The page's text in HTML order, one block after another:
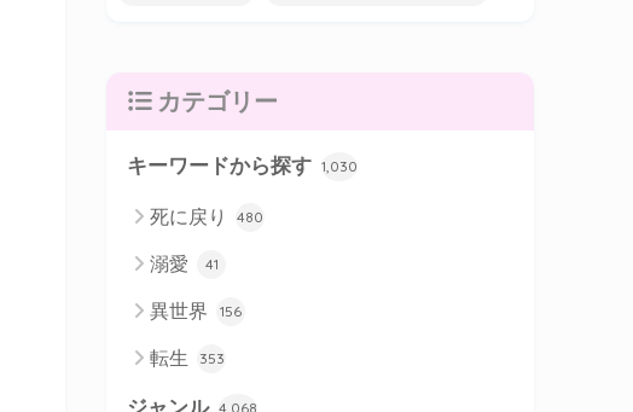
カテゴリー
キーワードから探す 1,030
死に戻り 480
溺愛 41
異世界 156
転生 353
ジャンル 4,068